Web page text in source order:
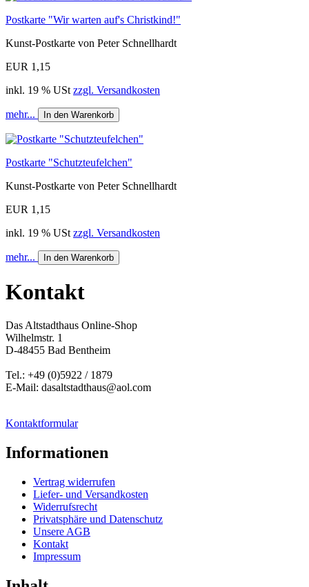
Postkarte "Wir warten auf's Christkind!"
Kunst-Postkarte von Peter Schnellhardt
EUR 1,15
inkl. 19 % USt zzgl. Versandkosten
mehr... In den Warenkorb
Postkarte "Schutzteufelchen"
Kunst-Postkarte von Peter Schnellhardt
EUR 1,15
inkl. 19 % USt zzgl. Versandkosten
mehr... In den Warenkorb
Kontakt
Das Altstadthaus Online-Shop
Wilhelmstr. 1
D-48455 Bad Bentheim
Tel.: +49 (0)5922 / 1879
E-Mail: dasaltstadthaus@aol.com
Kontaktformular
Informationen
Vertrag widerrufen
Liefer- und Versandkosten
Widerrufsrecht
Privatsphäre und Datenschutz
Unsere AGB
Kontakt
Impressum